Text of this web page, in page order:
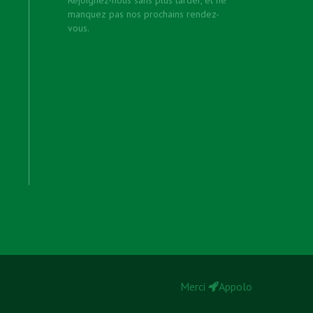
manquez pas nos prochains rendez-
vous.
Merci Appolo